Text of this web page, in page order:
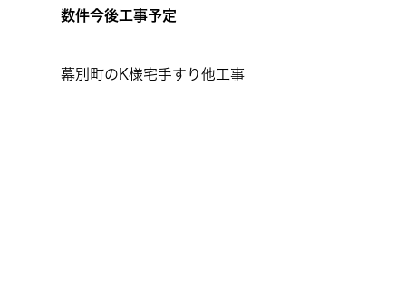
数件今後工事予定
幕別町のK様宅手すり他工事